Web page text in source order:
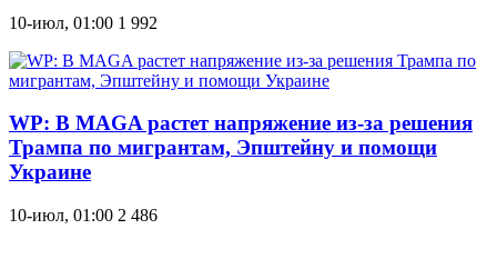
10-июл, 01:00 1 992
WP: В MAGA растет напряжение из-за решения
Трампа по мигрантам, Эпштейну и помощи
Украине
10-июл, 01:00 2 486